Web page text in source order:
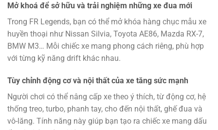
Mở khoá để sở hữu và trải nghiệm những xe đua mới
Trong FR Legends, bạn có thể mở khóa hàng chục mẫu xe
huyền thoại như Nissan Silvia, Toyota AE86, Mazda RX-7,
BMW M3… Mỗi chiếc xe mang phong cách riêng, phù hợp
với từng kỹ năng drift khác nhau.
Tùy chỉnh động cơ và nội thất của xe tăng sức mạnh
Người chơi có thể nâng cấp xe theo ý thích, từ động cơ, hệ
thống treo, turbo, phanh tay, cho đến nội thất, ghế đua và
vô-lăng. Tính năng này giúp bạn tạo ra chiếc xe mang dấu